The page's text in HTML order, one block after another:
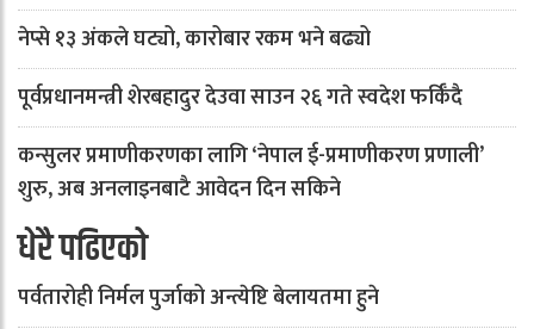
नेप्से १३ अंकले घट्यो, कारोबार रकम भने बढ्यो
पूर्वप्रधानमन्त्री शेरबहादुर देउवा साउन २६ गते स्वदेश फर्किँदै
कन्सुलर प्रमाणीकरणका लागि ‘नेपाल ई-प्रमाणीकरण प्रणाली’
शुरु, अब अनलाइनबाटै आवेदन दिन सकिने
धेरै पढिएको
पर्वतारोही निर्मल पुर्जाको अन्त्येष्टि बेलायतमा हुने